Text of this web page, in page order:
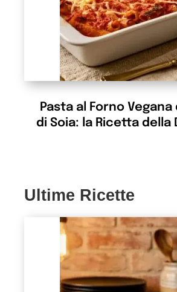
Pasta al Forno Vegana
di Soia: la Ricetta della
Ultime Ricette